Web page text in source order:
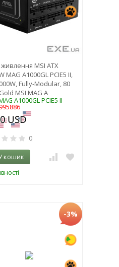
MSI ATX
MAG A1000GL PCIE5 II,
Fully-Modular, 80
MSI MAG A
A1000GL PCIE5 II
0
кошик
-3%